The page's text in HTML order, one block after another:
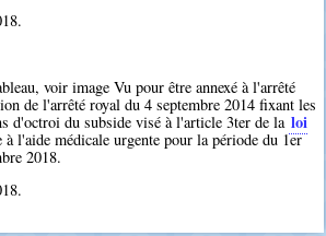
voir image Vu pour être annexé à l'arrêté
de l'arrêté royal du 4 septembre 2014 fixant les
d'octroi du subside visé à l'article 3ter de la loi
à l'aide médicale urgente pour la période du 1er
2018.